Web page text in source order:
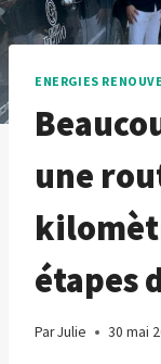
ENERGIES
une
étapes
ParJulie 30 mai